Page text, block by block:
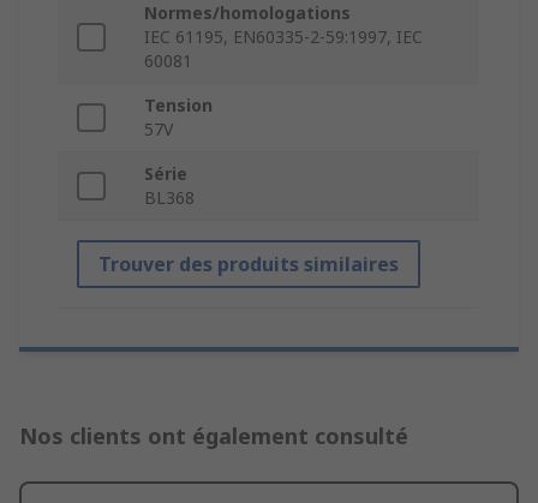
Normes/homologations
IEC 61195, EN60335-2-59:1997, IEC
60081
Tension
57V
Série
BL368
Trouver des produits similaires
Nos clients ont également consulté